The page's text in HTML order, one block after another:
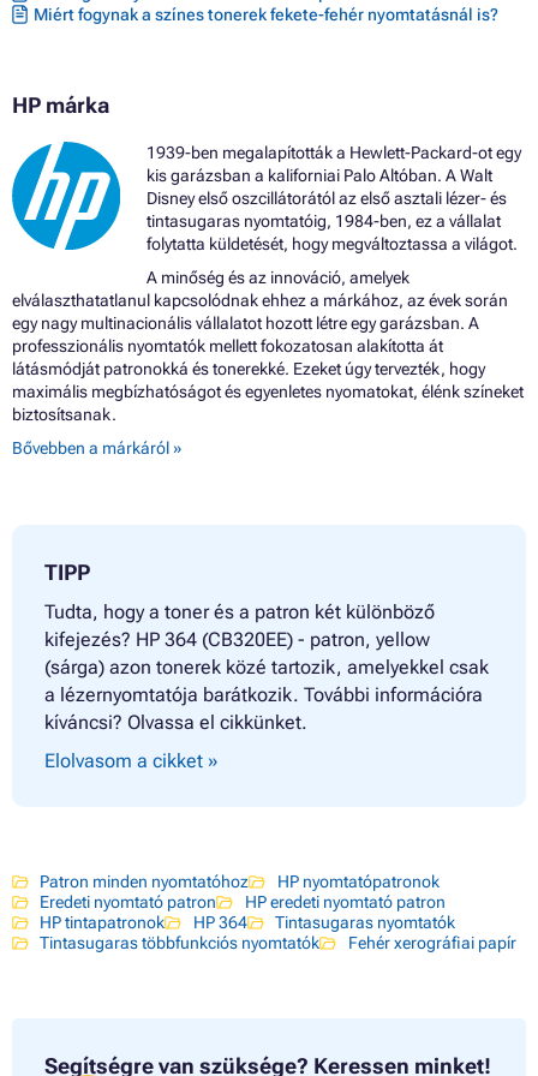
Patron HP PHOTOSMART 5522E ALL-IN-ONE
Patron HP PHOTOSMART 6510E ALL-IN-ONE
Patron HP PHOTOSMART 6525E ALL-IN-ONE
Patron HP PHOTOSMART 7510
Patron HP PHOTOSMART 7510E ALL-IN-ONE
Patron HP PHOTOSMART 7520E ALL-IN-ONE
Patron HP PHOTOSMART B010A
Patron HP PHOTOSMART B109A
Patron HP PHOTOSMART B110A
Patron HP PHOTOSMART B209
Patron HP PHOTOSMART B8550
Patron HP PHOTOSMART C5300 SERIES
Patron HP PHOTOSMART C5324
Patron HP PHOTOSMART C5370
Patron HP PHOTOSMART C5373
Patron HP PHOTOSMART C5380
Patron HP PHOTOSMART C6300 SERIES
Patron HP PHOTOSMART C6324
Patron HP PHOTOSMART C6380
Patron HP PHOTOSMART C6383
Patron HP PHOTOSMART CN245B
Patron HP PHOTOSMART CN255B
Patron HP PHOTOSMART D5400 SERIES
Patron HP PHOTOSMART D5445
Patron HP PHOTOSMART D7500 SERIES
Patron HP PHOTOSMART PLUS
Patron HP PHOTOSMART PLUS B200 SERIES
Patron HP PHOTOSMART PLUS B209A
Patron HP PHOTOSMART PLUS B209B
Patron HP PHOTOSMART PREMIUM B010B
Miért fogynak a színes tonerek fekete-fehér nyomtatásnál is?
HP márka
1939-ben megalapították a Hewlett-Packard-ot egy
kis garázsban a kaliforniai Palo Altóban. A Walt
Disney első oszcillátorától az első asztali lézer- és
tintasugaras nyomtatóig, 1984-ben, ez a vállalat
folytatta küldetését, hogy megváltoztassa a világot.
A minőség és az innováció, amelyek
elválaszthatatlanul kapcsolódnak ehhez a márkához, az évek során
egy nagy multinacionális vállalatot hozott létre egy garázsban. A
professzionális nyomtatók mellett fokozatosan alakította át
látásmódját patronokká és tonerekké. Ezeket úgy tervezték, hogy
maximális megbízhatóságot és egyenletes nyomatokat, élénk színeket
biztosítsanak.
Bővebben a márkáról »
TIPP
Tudta, hogy a toner és a patron két különböző
kifejezés? HP 364 (CB320EE) - patron, yellow
(sárga) azon tonerek közé tartozik, amelyekkel csak
a lézernyomtatója barátkozik. További információra
kíváncsi? Olvassa el cikkünket.
Elolvasom a cikket »
Patron minden nyomtatóhoz
HP nyomtatópatronok
Eredeti nyomtató patron
HP eredeti nyomtató patron
HP tintapatronok
HP 364
Tintasugaras nyomtatók
Tintasugaras többfunkciós nyomtatók
Fehér xerográfiai papír
Segítségre van szüksége? Keressen minket!